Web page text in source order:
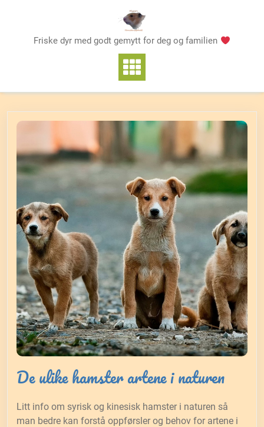
Friske dyr med godt gemytt for deg og familien
De ulike hamster artene i naturen
Litt info om syrisk og kinesisk hamster i naturen så
man bedre kan forstå oppførsler og behov for artene i